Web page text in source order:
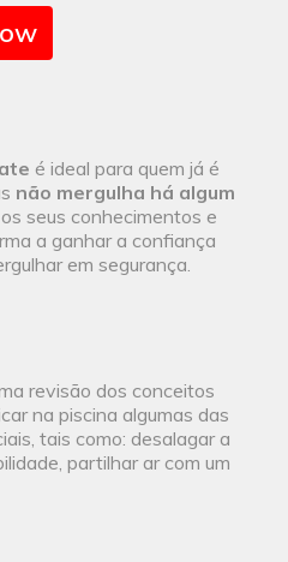
é ideal para quem já é
não mergulha há algum
os seus conhecimentos e
a ganhar a confiança
em segurança.
revisão dos conceitos
na piscina algumas das
tais como: desalagar a
partilhar ar com um